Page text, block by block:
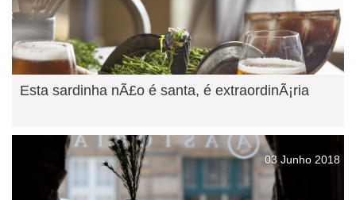
Esta sardinha nÃ£o é santa, é extraordinÃ¡ria
03 Junho 2018